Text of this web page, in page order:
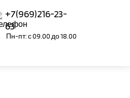
+7(969)216-23-
63
Пн-пт: с 09.00 до 18.00